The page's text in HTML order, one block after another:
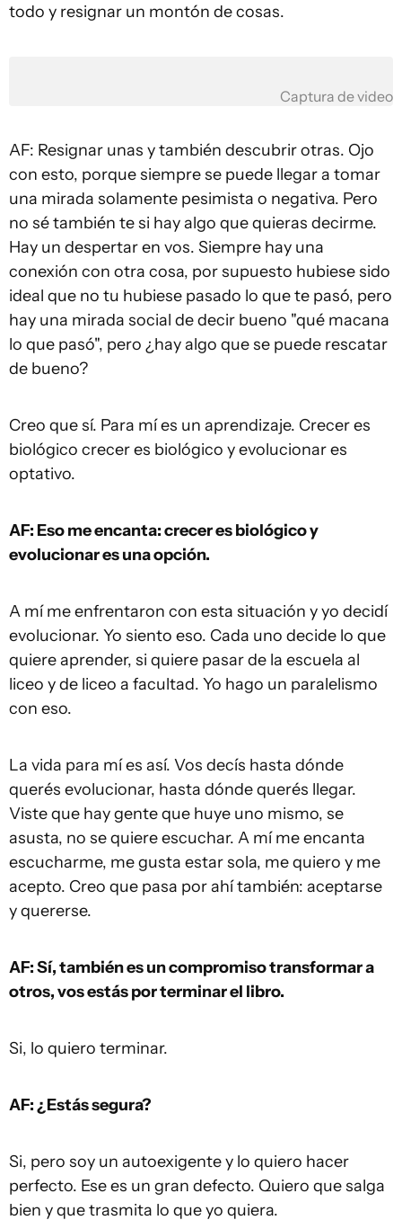
todo y resignar un montón de cosas.
Captura de video
AF: Resignar unas y también descubrir otras. Ojo
con esto, porque siempre se puede llegar a tomar
una mirada solamente pesimista o negativa. Pero
no sé también te si hay algo que quieras decirme.
Hay un despertar en vos. Siempre hay una
conexión con otra cosa, por supuesto hubiese sido
ideal que no tu hubiese pasado lo que te pasó, pero
hay una mirada social de decir bueno "qué macana
lo que pasó", pero ¿hay algo que se puede rescatar
de bueno?
Creo que sí. Para mí es un aprendizaje. Crecer es
biológico crecer es biológico y evolucionar es
optativo.
AF: Eso me encanta: crecer es biológico y
evolucionar es una opción.
A mí me enfrentaron con esta situación y yo decidí
evolucionar. Yo siento eso. Cada uno decide lo que
quiere aprender, si quiere pasar de la escuela al
liceo y de liceo a facultad. Yo hago un paralelismo
con eso.
La vida para mí es así. Vos decís hasta dónde
querés evolucionar, hasta dónde querés llegar.
Viste que hay gente que huye uno mismo, se
asusta, no se quiere escuchar. A mí me encanta
escucharme, me gusta estar sola, me quiero y me
acepto. Creo que pasa por ahí también: aceptarse
y quererse.
AF: Sí, también es un compromiso transformar a
otros, vos estás por terminar el libro.
Si, lo quiero terminar.
AF: ¿Estás segura?
Si, pero soy un autoexigente y lo quiero hacer
perfecto. Ese es un gran defecto. Quiero que salga
bien y que trasmita lo que yo quiera.